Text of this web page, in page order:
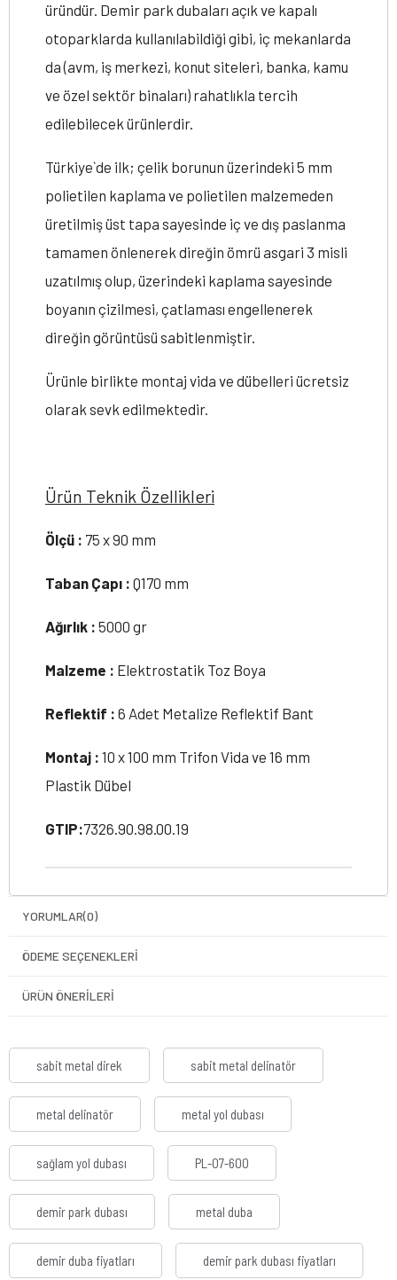
üründür. Demir park dubaları açık ve kapalı
otoparklarda kullanılabildiği gibi, iç mekanlarda
da (avm, iş merkezi, konut siteleri, banka, kamu
ve özel sektör binaları) rahatlıkla tercih
edilebilecek ürünlerdir.
Türkiye`de ilk; çelik borunun üzerindeki 5 mm
polietilen kaplama ve polietilen malzemeden
üretilmiş üst tapa sayesinde iç ve dış paslanma
tamamen önlenerek direğin ömrü asgari 3 misli
uzatılmış olup, üzerindeki kaplama sayesinde
boyanın çizilmesi, çatlaması engellenerek
direğin görüntüsü sabitlenmiştir.
Ürünle birlikte montaj vida ve dübelleri ücretsiz
olarak sevk edilmektedir.
Ürün Teknik Özellikleri
Ölçü : 75 x 90 mm
Taban Çapı : Q170 mm
Ağırlık : 5000 gr
Malzeme : Elektrostatik Toz Boya
Reflektif : 6 Adet Metalize Reflektif Bant
Montaj : 10 x 100 mm Trifon Vida ve 16 mm
Plastik Dübel
GTIP:7326.90.98.00.19
YORUMLAR(0)
ÖDEME SEÇENEKLERI
ÜRÜN ÖNERILERI
sabit metal direk sabit metal delinatör
metal delinatör metal yol dubası
sağlam yol dubası PL-07-600
demir park dubası metal duba
demir duba fiyatları demir park dubası fiyatları